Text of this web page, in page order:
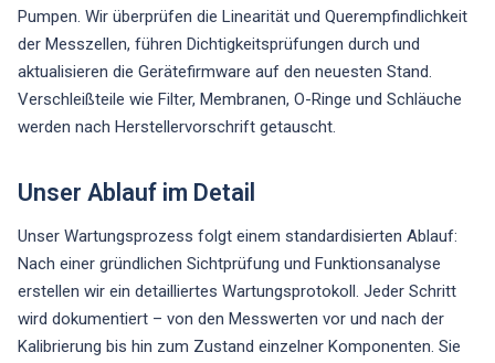
Pumpen. Wir überprüfen die Linearität und Querempfindlichkeit
der Messzellen, führen Dichtigkeitsprüfungen durch und
aktualisieren die Gerätefirmware auf den neuesten Stand.
Verschleißteile wie Filter, Membranen, O-Ringe und Schläuche
werden nach Herstellervorschrift getauscht.
Unser Ablauf im Detail
Unser Wartungsprozess folgt einem standardisierten Ablauf:
Nach einer gründlichen Sichtprüfung und Funktionsanalyse
erstellen wir ein detailliertes Wartungsprotokoll. Jeder Schritt
wird dokumentiert – von den Messwerten vor und nach der
Kalibrierung bis hin zum Zustand einzelner Komponenten. Sie